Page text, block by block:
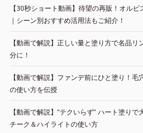
【30秒ショート動画】待望の再販！オル
｜シーン別おすすめ活用法もご紹介！
【動画で解説】正しい量と塗り方で名品リ
分に！
【動画で解説】ファンデ前にひと塗り！
の使い方を伝授
【動画で解説】“テクいらず” ハート塗りで
チーク＆ハイライトの使い方